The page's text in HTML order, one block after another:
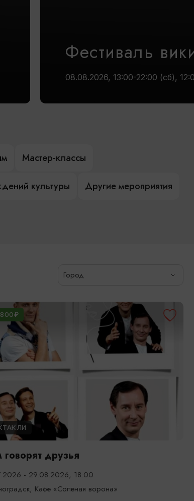
Фестиваль
08.08.2026, 13:00-22:00 (сб),
Мастер-классы
культуры Другие мероприятия
Город
друзья
- 29.08.2026, 18:00
Кафе «Соленая ворона»